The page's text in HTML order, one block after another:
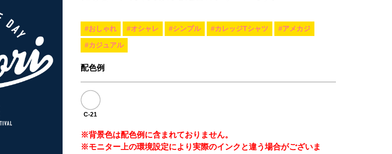
#おしゃれ #オシャレ #シンプル #カレッジTシャツ #アメカジ
#カジュアル
配色例
C-21
※背景色は配色例に含まれておりません。
※モニター上の環境設定により実際のインクと違う場合がございま